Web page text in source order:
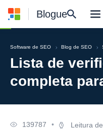
Blogue
Software de SEO Blog de SEO
Lista de
completa
139787 •
Leitura